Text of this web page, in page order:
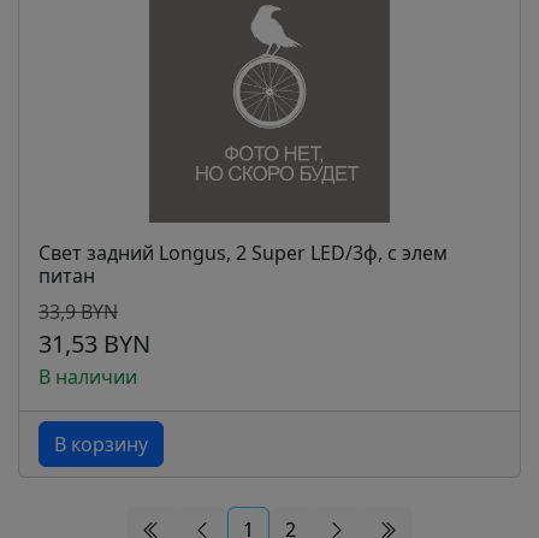
Свет задний Longus, 2 Super LED/3ф, с элем
питан
33,9 BYN
31,53 BYN
В наличии
В корзину
1 2